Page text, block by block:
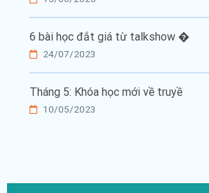
6 bài học đắt giá từ talkshow �
24/07/2023
Tháng 5: Khóa học mới về truyề
10/05/2023